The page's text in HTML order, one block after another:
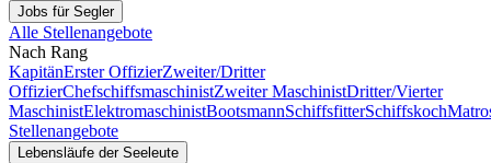
Jobs für Segler
Alle Stellenangebote
Nach Rang
KapitänErster OffizierZweiter/Dritter
OffizierChefschiffsmaschinistZweiter MaschinistDritter/Vierter
MaschinistElektromaschinistBootsmannSchiffsfitterSchiffskoch
Stellenangebote
Lebensläufe der Seeleute